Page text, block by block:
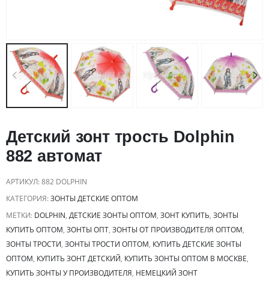
Детский зонт трость Dolphin
882 автомат
АРТИКУЛ:882 DOLPHIN
КАТЕГОРИЯ:ЗОНТЫ ДЕТСКИЕ ОПТОМ
МЕТКИ: DOLPHIN, ДЕТСКИЕ ЗОНТЫ ОПТОМ, ЗОНТ КУПИТЬ, ЗОНТЫ
КУПИТЬ ОПТОМ, ЗОНТЫ ОПТ, ЗОНТЫ ОТ ПРОИЗВОДИТЕЛЯ ОПТОМ,
ЗОНТЫ ТРОСТИ, ЗОНТЫ ТРОСТИ ОПТОМ, КУПИТЬ ДЕТСКИЕ ЗОНТЫ
ОПТОМ, КУПИТЬ ЗОНТ ДЕТСКИЙ, КУПИТЬ ЗОНТЫ ОПТОМ В МОСКВЕ,
КУПИТЬ ЗОНТЫ У ПРОИЗВОДИТЕЛЯ, НЕМЕЦКИЙ ЗОНТ